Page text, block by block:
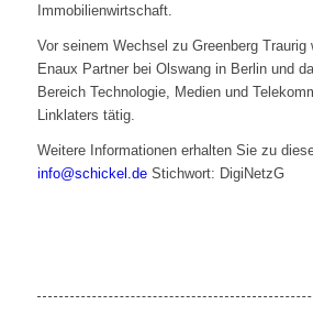
Immobilienwirtschaft.
Vor seinem Wechsel zu Greenberg Traurig
Enaux Partner bei Olswang in Berlin und
Bereich Technologie, Medien und
Linklaters tätig.
Weitere Informationen erhalten Sie zu
info@schickel.deStichwort: DigiNetzG